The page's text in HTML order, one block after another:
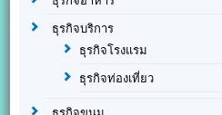
ธุรกิจบริการ
ธุรกิจโรงแรม
ธุรกิจท่องเที่ยว